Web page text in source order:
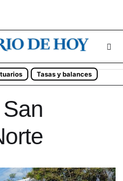
Tasas y balances
San